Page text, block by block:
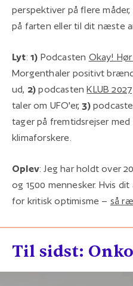
perspektiver på flere
på farten eller til dit næste
Lyt:1) Podcasten Okay!
Morgenthaler positivt
ud, 2)podcastenKLUB 2027
taler om UFO'er,3)
tager på fremtidsrejser
klimaforskere.
Oplev: Jeg har holdt over
og 1500 mennesker. Hvis
for kritisk optimisme – så
Til sidst: